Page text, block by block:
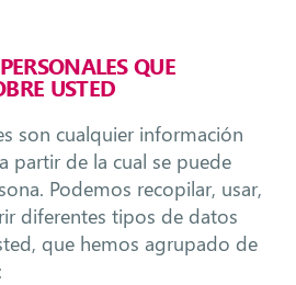
QUE
USTED
son cualquier información
partir de la cual se puede
Podemos recopilar, usar,
diferentes tipos de datos
que hemos agrupado de